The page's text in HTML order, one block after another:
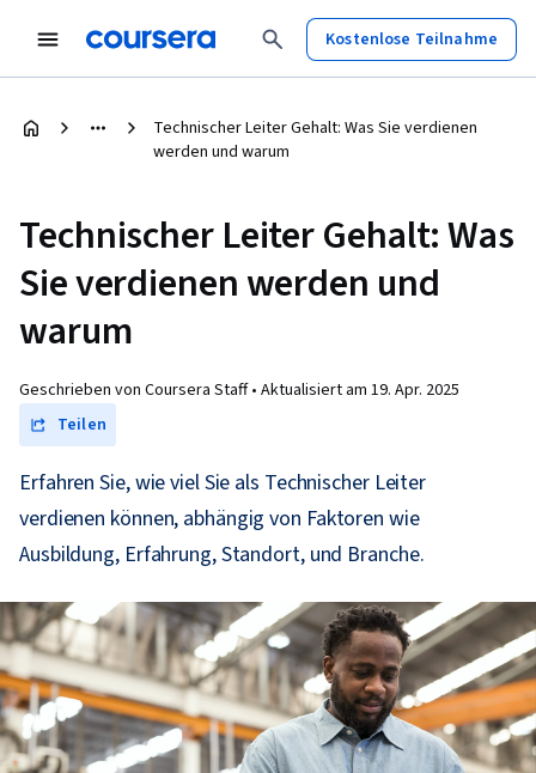
Kostenlose Teilnahme
Technischer Leiter Gehalt: Was Sie verdienen
werden und warum
Technischer Leiter Gehalt: Was
Sie verdienen werden und
warum
Geschrieben von Coursera Staff • Aktualisiert am 19. Apr. 2025
Teilen
Erfahren Sie, wie viel Sie als Technischer Leiter
verdienen können, abhängig von Faktoren wie
Ausbildung, Erfahrung, Standort, und Branche.